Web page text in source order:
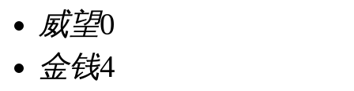
威望0
金钱4